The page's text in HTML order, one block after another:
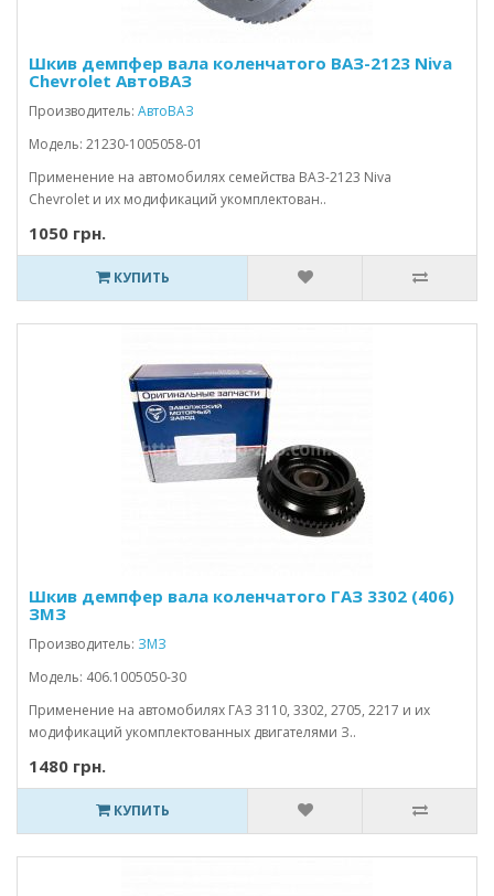
Шкив демпфер вала коленчатого ВАЗ-2123 Niva
Chevrolet АвтоВАЗ
Производитель: АвтоВАЗ
Модель: 21230-1005058-01
Применение на автомобилях семейства ВАЗ-2123 Niva
Chevrolet и их модификаций укомплектован..
1050 грн.
КУПИТЬ
Шкив демпфер вала коленчатого ГАЗ 3302 (406)
ЗМЗ
Производитель: ЗМЗ
Модель: 406.1005050-30
Применение на автомобилях ГАЗ 3110, 3302, 2705, 2217 и их
модификаций укомплектованных двигателями З..
1480 грн.
КУПИТЬ